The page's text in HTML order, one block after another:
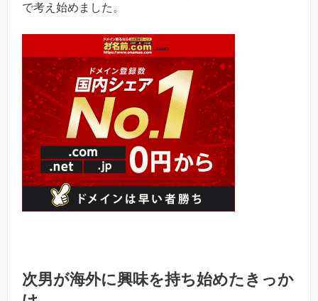
で考え始めました。
次男が海外に興味を持ち始めたきっか